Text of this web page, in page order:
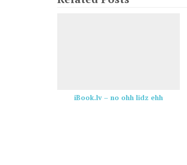
iBook.lv – no ohh līdz ehh